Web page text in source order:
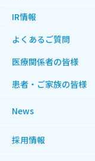
IR情報
よくあるご質問
医療関係者の皆様
患者・ご家族の皆様
News
採用情報